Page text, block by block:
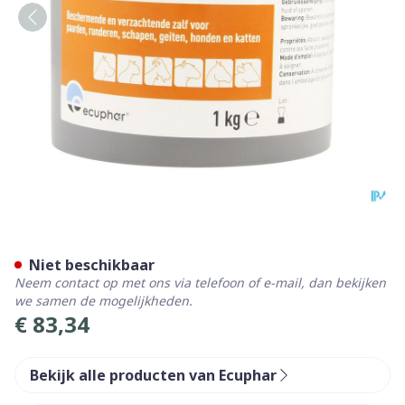
€ 83,34
Niet beschikbaar
Neem contact op met ons via telefoon of e-mail, dan bekijken
we samen de mogelijkheden.
Bekijk alle producten van Ecuphar